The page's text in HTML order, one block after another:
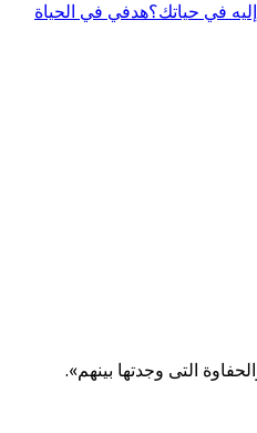
في حياتك؟هدفي في الحياة
التى وجدتها بينهم».